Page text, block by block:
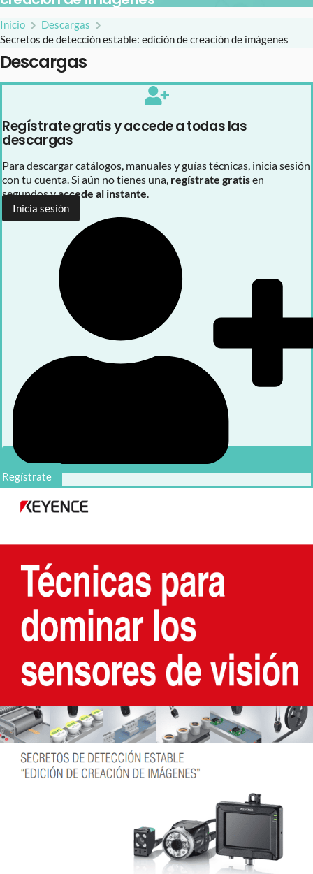
Inicio
Descargas
Secretos de detección estable: edición de creación de imágenes
Descargas
Regístrate gratis y accede a todas las
descargas
Para descargar catálogos, manuales y guías técnicas, inicia sesión
con tu cuenta. Si aún no tienes una, regístrate gratisen
segundos yaccede al instante.
Inicia sesión
Regístrate